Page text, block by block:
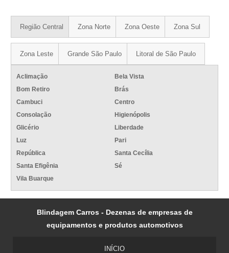
Região Central Zona Norte Zona Oeste Zona Sul
Zona Leste Grande São Paulo Litoral de São Paulo
Aclimação
Bela Vista
Bom Retiro
Brás
Cambuci
Centro
Consolação
Higienópolis
Glicério
Liberdade
Luz
Pari
República
Santa Cecília
Santa Efigênia
Sé
Vila Buarque
Blindagem Carros - Dezenas de empresas de
equipamentos e produtos automotivos
INÍCIO